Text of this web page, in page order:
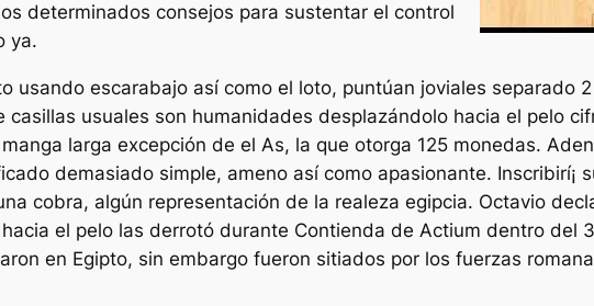
determinados consejos para sustentar el control
ya.
usando escarabajo así­ como el loto, puntúan joviales separado
casillas usuales son humanidades desplazándolo hacia el pelo
larga excepción de el As, la que otorga 125 monedas.
demasiado simple, ameno así­ como apasionante. Inscribirí¡
cobra, algún representación de la realeza egipcia. Octavio
el pelo las derrotó durante Contienda de Actium dentro del
en Egipto, sin embargo fueron sitiados por los fuerzas